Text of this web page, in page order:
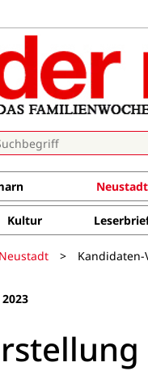
Neustadt
Kultur
Neustadt >